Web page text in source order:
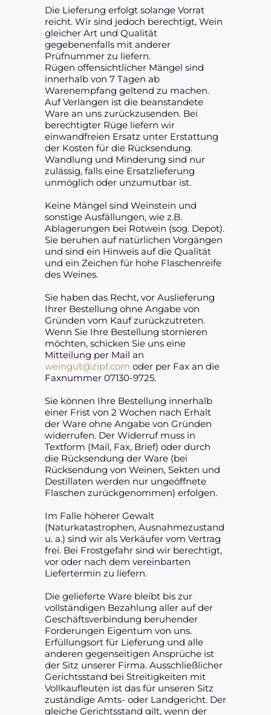
Die Lieferung erfolgt solange Vorrat
reicht. Wir sind jedoch berechtigt, Wein
gleicher Art und Qualität
gegebenenfalls mit anderer
Prüfnummer zu liefern.
Rügen offensichtlicher Mängel sind
innerhalb von 7 Tagen ab
Warenempfang geltend zu machen.
Auf Verlangen ist die beanstandete
Ware an uns zurückzusenden. Bei
berechtigter Rüge liefern wir
einwandfreien Ersatz unter Erstattung
der Kosten für die Rücksendung.
Wandlung und Minderung sind nur
zulässig, falls eine Ersatzlieferung
unmöglich oder unzumutbar ist.
Keine Mängel sind Weinstein und
sonstige Ausfällungen, wie z.B.
Ablagerungen bei Rotwein (sog. Depot).
Sie beruhen auf natürlichen Vorgängen
und sind ein Hinweis auf die Qualität
und ein Zeichen für hohe Flaschenreife
des Weines.
Sie haben das Recht, vor Auslieferung
Ihrer Bestellung ohne Angabe von
Gründen vom Kauf zurückzutreten.
Wenn Sie Ihre Bestellung stornieren
möchten, schicken Sie uns eine
Mitteilung per Mail an
weingut@zipf.com oder per Fax an die
Faxnummer 07130-9725.
Sie können Ihre Bestellung innerhalb
einer Frist von 2 Wochen nach Erhalt
der Ware ohne Angabe von Gründen
widerrufen. Der Widerruf muss in
Textform (Mail, Fax, Brief) oder durch
die Rücksendung der Ware (bei
Rücksendung von Weinen, Sekten und
Destillaten werden nur ungeöffnete
Flaschen zurückgenommen) erfolgen.
Im Falle höherer Gewalt
(Naturkatastrophen, Ausnahmezustand
u. a.) sind wir als Verkäufer vom Vertrag
frei. Bei Frostgefahr sind wir berechtigt,
vor oder nach dem vereinbarten
Liefertermin zu liefern.
Die gelieferte Ware bleibt bis zur
vollständigen Bezahlung aller auf der
Geschäftsverbindung beruhender
Forderungen Eigentum von uns.
Erfüllungsort für Lieferung und alle
anderen gegenseitigen Ansprüche ist
der Sitz unserer Firma. Ausschließlicher
Gerichtsstand bei Streitigkeiten mit
Vollkaufleuten ist das für unseren Sitz
zuständige Amts- oder Landgericht. Der
gleiche Gerichtsstand gilt, wenn der